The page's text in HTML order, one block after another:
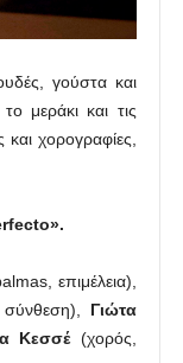
γούστα και
μεράκι και τις
χορογραφίες,
επιμέλεια),
Γιώτα
Κεσσέ(χορός,